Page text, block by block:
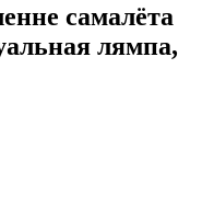
самалёта
лямпа,